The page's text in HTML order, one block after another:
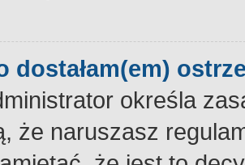
dostałam(em)
określa
że naruszasz